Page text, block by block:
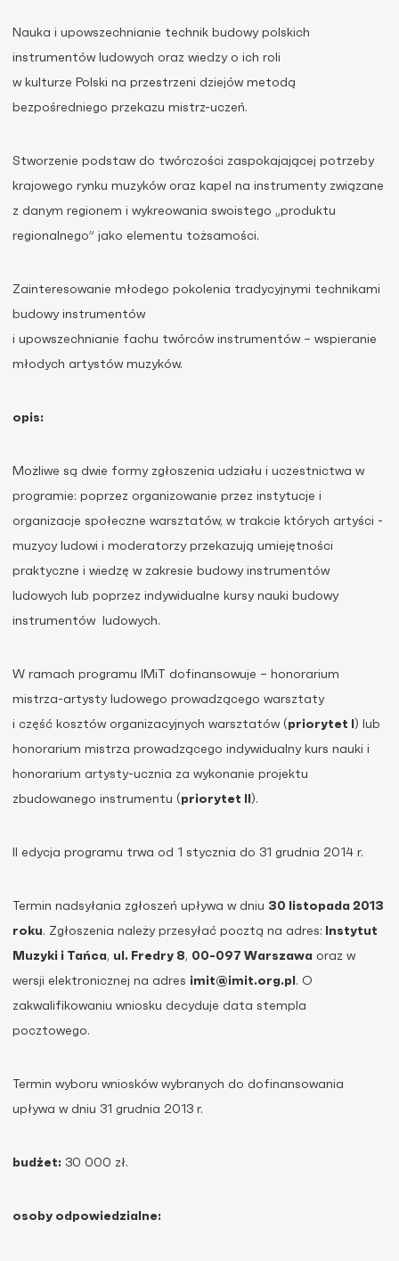
Nauka i upowszechnianie technik budowy polskich
instrumentów ludowych oraz wiedzy o ich roli
w kulturze Polski na przestrzeni dziejów metodą
bezpośredniego przekazu mistrz-uczeń.
Stworzenie podstaw do twórczości zaspokajającej potrzeby
krajowego rynku muzyków oraz kapel na instrumenty związane
z danym regionem i wykreowania swoistego „produktu
regionalnego” jako elementu tożsamości.
Zainteresowanie młodego pokolenia tradycyjnymi technikami
budowy instrumentów
i upowszechnianie fachu twórców instrumentów – wspieranie
młodych artystów muzyków.
opis:
Możliwe są dwie formy zgłoszenia udziału i uczestnictwa w
programie: poprzez organizowanie przez instytucje i
organizacje społeczne warsztatów, w trakcie których artyści -
muzycy ludowi i moderatorzy przekazują umiejętności
praktyczne i wiedzę w zakresie budowy instrumentów
ludowych lub poprzez indywidualne kursy nauki budowy
instrumentów ludowych.
W ramach programu IMiT dofinansowuje – honorarium
mistrza-artysty ludowego prowadzącego warsztaty
i część kosztów organizacyjnych warsztatów (priorytet I ) lub
honorarium mistrza prowadzącego indywidualny kurs nauki i
honorarium artysty-ucznia za wykonanie projektu
zbudowanego instrumentu (priorytet II ).
II edycja programu trwa od 1 stycznia do 31 grudnia 2014 r.
Termin nadsyłania zgłoszeń upływa w dniu 30 listopada 2013
roku. Zgłoszenia należy przesyłać pocztą na adres: Instytut
Muzyki i Tańca, ul. Fredry 8, 00-097 Warszawa oraz w
wersji elektronicznej na adres imit@imit.org.pl . O
zakwalifikowaniu wniosku decyduje data stempla
pocztowego.
Termin wyboru wniosków wybranych do dofinansowania
upływa w dniu 31 grudnia 2013 r.
budżet: 30 000 zł.
osoby odpowiedzialne: